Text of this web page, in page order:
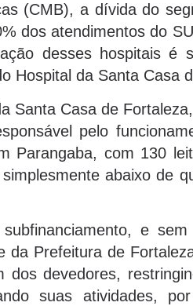
(CMB), a dívida do
dos atendimentos do
desses hospitais é
Hospital da Santa Casa
Santa Casa de
pelo
Parangaba, com 130
abaixo de
e
da Prefeitura de
dos devedores,
suas atividades,